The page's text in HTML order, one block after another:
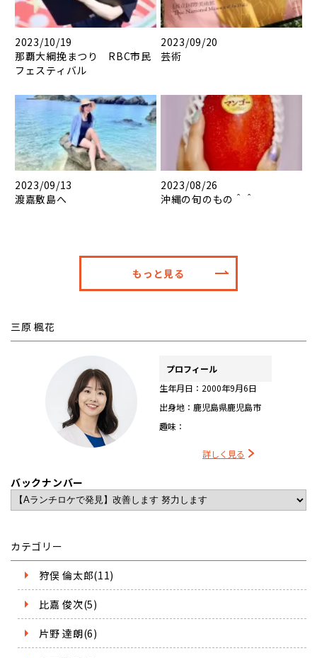
2023/10/19
那覇大綱挽まつり RBC市民
フェスティバル
2023/09/20
芸術
2023/09/13
渡嘉敷島へ
2023/08/26
沖縄の旬のもの＾＾
もっと見る
三原 楓花
プロフィール
生年月日：2000年9月6日
出身地：鹿児島県鹿児島市
趣味：
詳しく見る
バックナンバー
カテゴリー
狩俣 倫太郎(11)
比嘉 俊次(5)
片野 達朗(6)